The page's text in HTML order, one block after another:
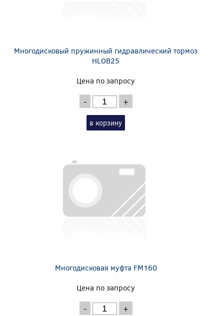
Многодисковый пружинный гидравлический тормоз
HLOB25
Цена по запросу
- +
в корзину
Многодисковая муфта FM160
Цена по запросу
- +